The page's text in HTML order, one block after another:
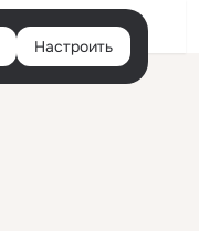
Настроить